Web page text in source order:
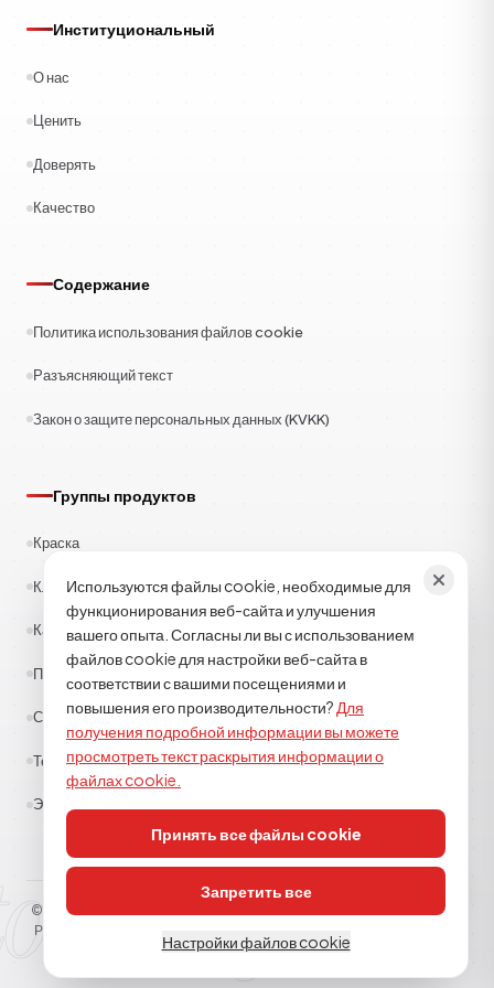
kimya
Институциональный
О нас
Ценить
Доверять
Качество
Содержание
Политика использования файлов cookie
Разъясняющий текст
Закон о защите персональных данных (KVKK)
Группы продуктов
Краска
Клеи
Каучук
Полиэстер
Строительная химия
Текстиль
Эпоксид-полиуретан
© 2026 . Все права защищены.
ТЕХНИЧЕСКАЯ ПОДДЕРЖКА
Разъясняющий текст
Используются файлы cookie, необходимые для
функционирования веб-сайта и улучшения
вашего опыта. Согласны ли вы с использованием
файлов cookie для настройки веб-сайта в
соответствии с вашими посещениями и
повышения его производительности? Для
получения подробной информации вы можете
просмотреть текст раскрытия информации о
файлах cookie.
Принять все файлы cookie
Запретить все
Настройки файлов cookie